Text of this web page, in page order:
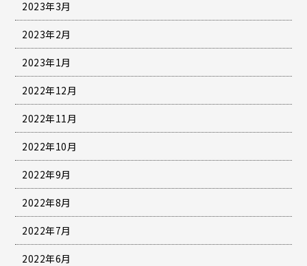
2023年3月
2023年2月
2023年1月
2022年12月
2022年11月
2022年10月
2022年9月
2022年8月
2022年7月
2022年6月